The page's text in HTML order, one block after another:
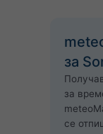
за
за
се